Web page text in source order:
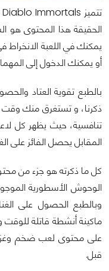
يمكنك في اللعبة
أو يمكنك الدخول إلى
بالطبع تقوية العتاد
ذكرنا، و تستغرق منك
تنافسية، حيث يظهر كل
المقابل يحصل الفائز على
كل ما ذكرته هو جزء من
الوحوش الأسطورية
وبالطبع الحصول على
على محتوى لعب ضخم
قبل.